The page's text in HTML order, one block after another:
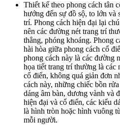
Thiết kế theo phong cách tân
hướng đến sự đồ sộ, to lớn và
trí. Phong cách hiện đại lại
nên các đường nét trang trí
thẳng, phóng khoáng. Phong
hài hòa giữa phong cách cổ
phong cách này là các đường
họa tiết trang trí thường là
cổ điển, không quá giản đơn
cách này, những chiếc bồn
dáng âm bàn, dương vành và
hiện đại và cổ điển, các kiểu
là hình tròn hoặc hình vuông
mỗi người.